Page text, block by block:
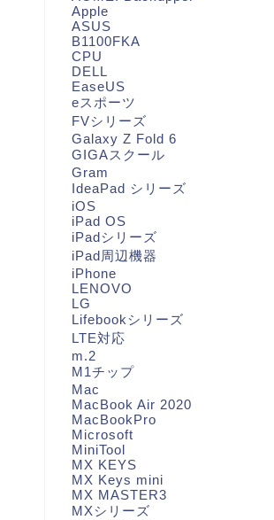
Apple
ASUS
B1100FKA
CPU
DELL
EaseUS
eスポーツ
FVシリーズ
Galaxy Z Fold 6
GIGAスクール
Gram
IdeaPad シリーズ
iOS
iPad OS
iPadシリーズ
iPad周辺機器
iPhone
LENOVO
LG
Lifebookシリーズ
LTE対応
m.2
M1チップ
Mac
MacBook Air 2020
MacBookPro
Microsoft
MiniTool
MX KEYS
MX Keys mini
MX MASTER3
MXシリーズ